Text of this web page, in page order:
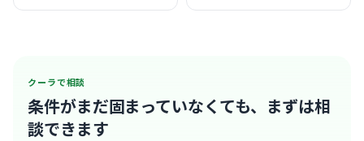
クーラで相談
条件がまだ固まっていなくても、 まずは相
談できます